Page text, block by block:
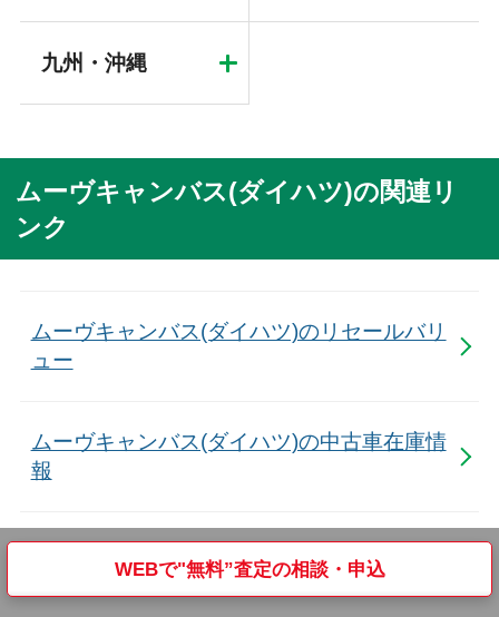
九州・沖縄
ムーヴキャンバス(ダイハツ)の関連リ
ンク
ムーヴキャンバス(ダイハツ)のリセールバリ
ュー
ムーヴキャンバス(ダイハツ)の中古車在庫情
報
WEBで"無料”査定の相談・申込